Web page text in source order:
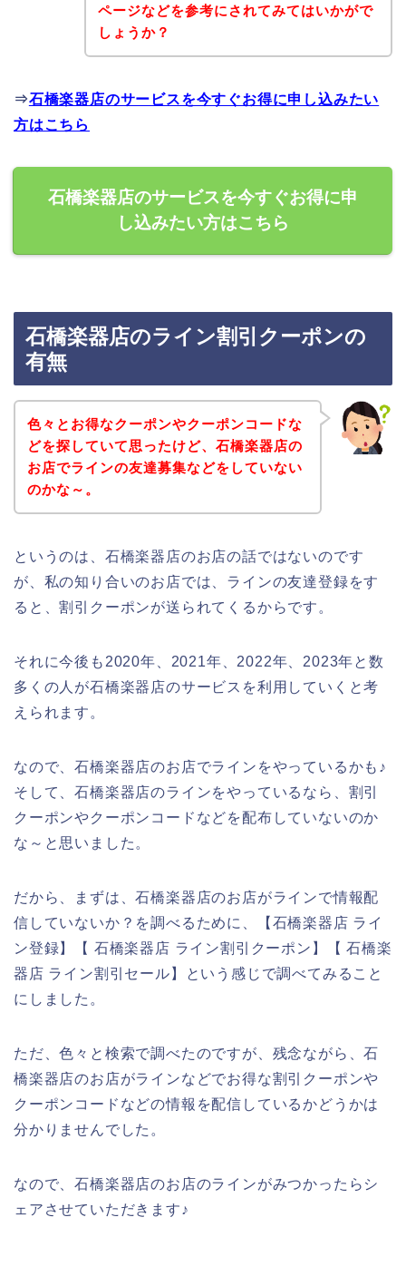
ページなどを参考にされてみてはいかがで
しょうか？
⇒石橋楽器店のサービスを今すぐお得に申し込みたい
方はこちら
石橋楽器店のサービスを今すぐお得に申
し込みたい方はこちら
石橋楽器店のライン割引クーポンの
有無
色々とお得なクーポンやクーポンコードな
どを探していて思ったけど、石橋楽器店の
お店でラインの友達募集などをしていない
のかな～。
というのは、石橋楽器店のお店の話ではないのです
が、私の知り合いのお店では、ラインの友達登録をす
ると、割引クーポンが送られてくるからです。
それに今後も2020年、2021年、2022年、2023年と数
多くの人が石橋楽器店のサービスを利用していくと考
えられます。
なので、石橋楽器店のお店でラインをやっているかも♪
そして、石橋楽器店のラインをやっているなら、割引
クーポンやクーポンコードなどを配布していないのか
な～と思いました。
だから、まずは、石橋楽器店のお店がラインで情報配
信していないか？を調べるために、【石橋楽器店 ライ
ン登録】【 石橋楽器店 ライン割引クーポン】【 石橋楽
器店 ライン割引セール】という感じで調べてみること
にしました。
ただ、色々と検索で調べたのですが、残念ながら、石
橋楽器店のお店がラインなどでお得な割引クーポンや
クーポンコードなどの情報を配信しているかどうかは
分かりませんでした。
なので、石橋楽器店のお店のラインがみつかったらシ
ェアさせていただきます♪